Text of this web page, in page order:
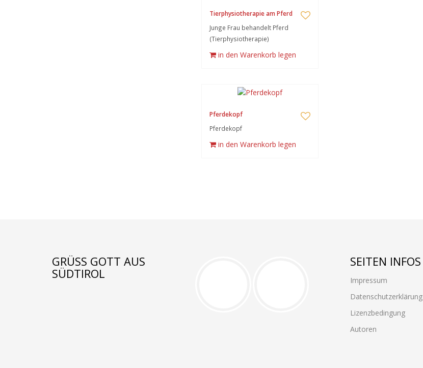
Tierphysiotherapie am Pferd
Junge Frau behandelt Pferd
(Tierphysiotherapie)
in den Warenkorb legen
Pferdekopf
Pferdekopf
in den Warenkorb legen
GRÜSS GOTT AUS S
ÜDTIROL
SEITEN INFOS
Impressum
Datenschutzerklärung
Lizenzbedingung
Autoren